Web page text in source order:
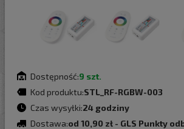
Dostępność:9 szt.
Kod produktu:STL_RF-RGBW-003
Czas wysyłki:24 godziny
Dostawa:od 10,90 zł - GLS Punkty